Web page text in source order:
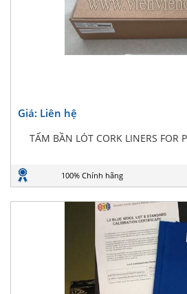
Giá: Liên hệ
TẤM BẦN LÓT CORK LINERS FOR
100% Chính hãng